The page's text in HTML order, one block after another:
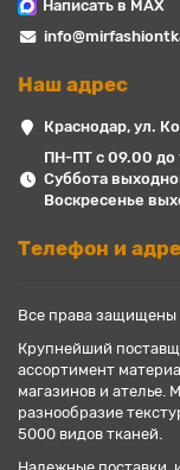
Написать в MAX
Наш адрес
Краснодар, ул.
ПН-ПТ с 09.00 до
Суббота
Воскресенье
Телефон и
Все права
Крупнейший
ассортимент
магазинов и ателье.
разнообразие
5000 видов тканей.